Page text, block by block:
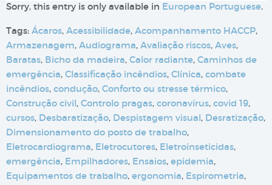
Sorry, this entry is only available in European Portuguese.
Tags: Ácaros, Acessibilidade, Acompanhamento HACCP,
Armazenagem, Audiograma, Avaliação riscos, Aves,
Baratas, Bicho da madeira, Calor radiante, Caminhos de
emergência, Classificação incêndios, Clínica, combate
incêndios, condução, Conforto ou stresse térmico,
Construção civil, Controlo pragas, coronavírus, covid 19,
cursos, Desbaratização, Despistagem visual, Desratização,
Dimensionamento do posto de trabalho,
Eletrocardiograma, Eletrocutores, Eletroinseticidas,
emergência, Empilhadores, Ensaios, epidemia,
Equipamentos de trabalho, ergonomia, Espirometria,